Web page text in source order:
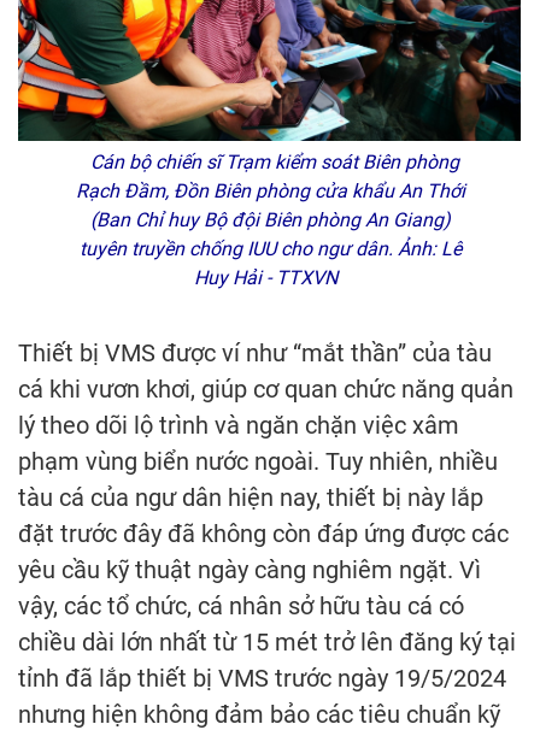
Cán bộ chiến sĩ Trạm kiểm soát Biên phòng
Rạch Đầm, Đồn Biên phòng cửa khẩu An Thới
(Ban Chỉ huy Bộ đội Biên phòng An Giang)
tuyên truyền chống IUU cho ngư dân. Ảnh: Lê
Huy Hải - TTXVN
Thiết bị VMS được ví như “mắt thần” của tàu
cá khi vươn khơi, giúp cơ quan chức năng quản
lý theo dõi lộ trình và ngăn chặn việc xâm
phạm vùng biển nước ngoài. Tuy nhiên, nhiều
tàu cá của ngư dân hiện nay, thiết bị này lắp
đặt trước đây đã không còn đáp ứng được các
yêu cầu kỹ thuật ngày càng nghiêm ngặt. Vì
vậy, các tổ chức, cá nhân sở hữu tàu cá có
chiều dài lớn nhất từ 15 mét trở lên đăng ký tại
tỉnh đã lắp thiết bị VMS trước ngày 19/5/2024
nhưng hiện không đảm bảo các tiêu chuẩn kỹ